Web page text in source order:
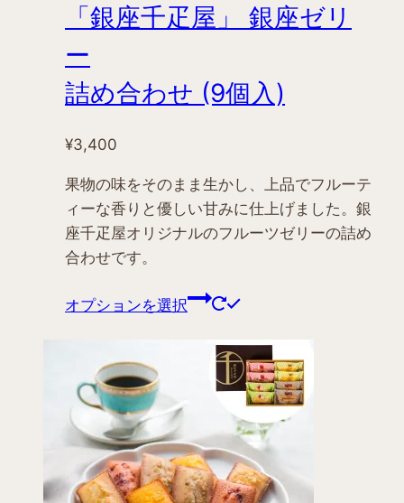
「銀座千疋屋」 銀座ゼリ
ー
詰め合わせ (9個入)
¥3,400
果物の味をそのまま生かし、上品でフルーテ
ィーな香りと優しい甘みに仕上げました。銀
座千疋屋オリジナルのフルーツゼリーの詰め
合わせです。
オプションを選択
こ
商
品
に
は
複
数
の